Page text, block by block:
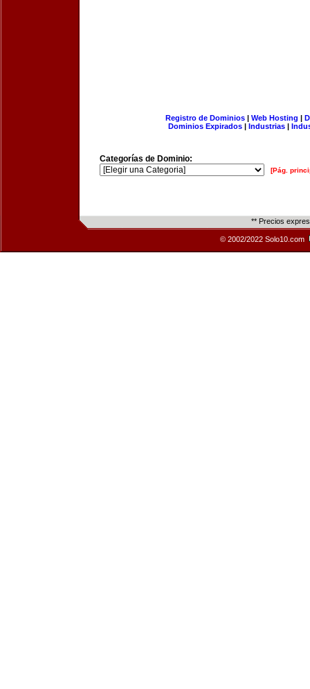
Registro de Dominios| Web Hosting |
Dominios Expirados | Industrias |
Categorías de Dominio:
[Pág.
** Precios
© 2002/2022 Solo10.com